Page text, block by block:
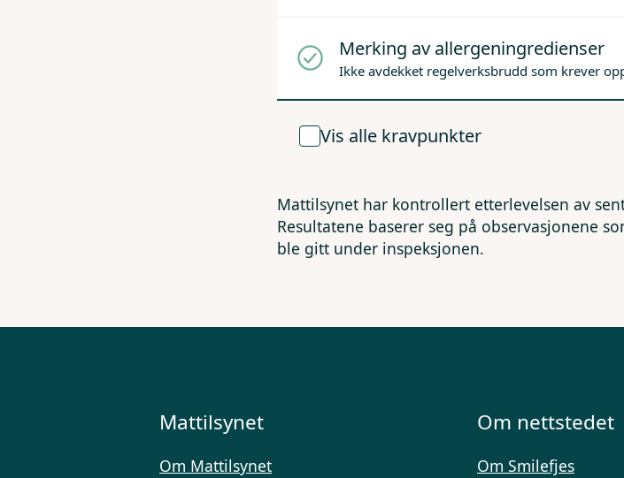
Merking av allergeningredienser
Ikke avdekket regelverksbrudd som krever
Vis alle kravpunkter
Mattilsynet har kontrollert etterlevelsen av
Resultatene baserer seg på observasjonene
ble gitt under inspeksjonen.
Mattilsynet
Om Mattilsynet
Om nettstedet
Om Smilefjes